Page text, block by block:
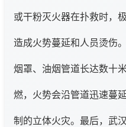
或干粉灭火器在扑救时，
造成火势蔓延和人员烫伤
烟罩、油烟管道长达数十
燃，火势会沿管道迅速蔓
制的立体火灾。最后，武